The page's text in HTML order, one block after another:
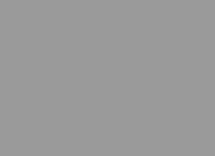
raccolto
guida sulle